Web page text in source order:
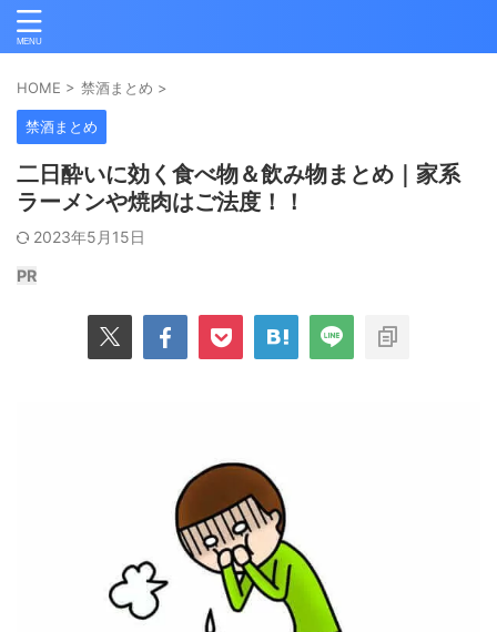
HOME > 禁酒まとめ >
禁酒まとめ
二日酔いに効く食べ物＆飲み物まとめ｜家系
ラーメンや焼肉はご法度！！
2023年5月15日
PR